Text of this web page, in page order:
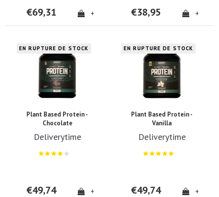
€69,31 + €38,95 +
EN RUPTURE DE STOCK
Plant Based Protein -
Chocolate
Deliverytime
€49,74 +
EN RUPTURE DE STOCK
Plant Based Protein -
Vanilla
Deliverytime
€49,74 +